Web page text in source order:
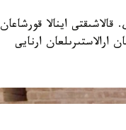
اينالا قورشاعان
ارنايى